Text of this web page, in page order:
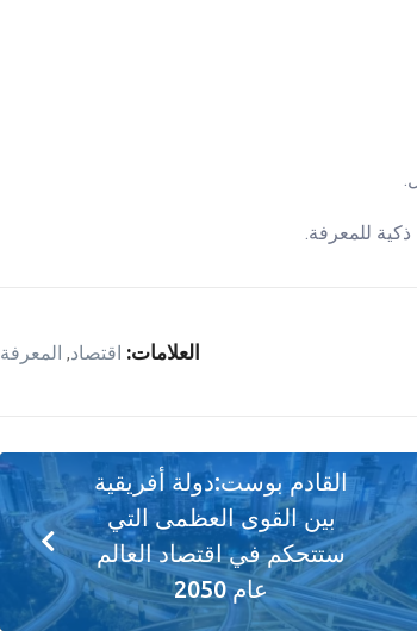
العلامات: اقتصاد, المعرفة
القادم بوست:دولة أفريقية
بين القوى العظمى التي
ستتحكم في اقتصاد العالم
عام 2050